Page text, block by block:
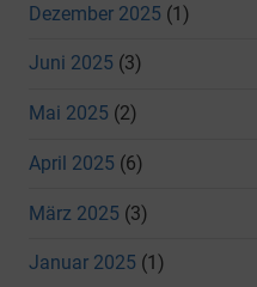
Dezember 2025 (1)
Juni 2025 (3)
Mai 2025 (2)
April 2025 (6)
März 2025 (3)
Januar 2025 (1)